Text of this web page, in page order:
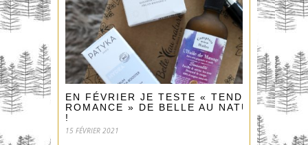
EN FÉVRIER JE TESTE « TENDRE
ROMANCE » DE BELLE AU NATUREL
!
15 FÉVRIER 2021